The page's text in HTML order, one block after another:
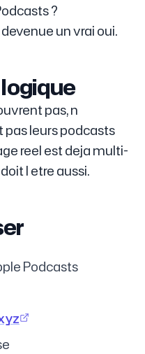
?
un vrai oui.
pas, n
leurs podcasts
reel est deja multi-
l etre aussi.
Podcasts